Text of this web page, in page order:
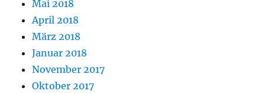
Mai 2018
April 2018
März 2018
Januar 2018
November 2017
Oktober 2017